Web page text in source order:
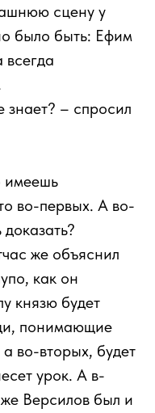
сцену у
было быть: Ефим
знает? – спросил
имеешь
во-первых. А во-
же объяснил
как он
князю будет
понимающие
во-вторых, будет
урок. А в-
Версилов был и